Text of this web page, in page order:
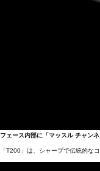
フェース内部に「マッスル チャン
「T200」は、シャープで伝統的な